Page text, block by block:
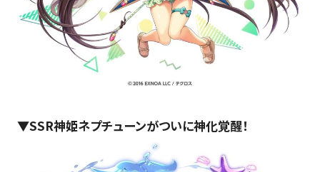
▼SSR神姫ネプチューンがついに神化覚醒！